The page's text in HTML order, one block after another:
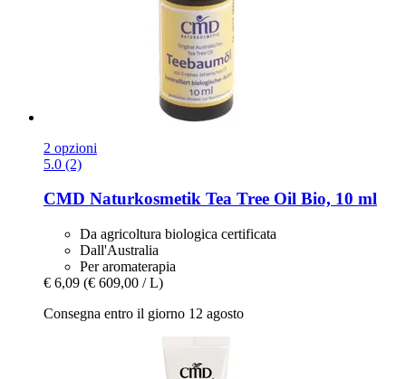
2 opzioni
5.0 (2)
CMD Naturkosmetik Tea Tree Oil Bio, 10 ml
Da agricoltura biologica certificata
Dall'Australia
Per aromaterapia
€ 6,09 (€ 609,00 / L)
Consegna entro il giorno 12 agosto